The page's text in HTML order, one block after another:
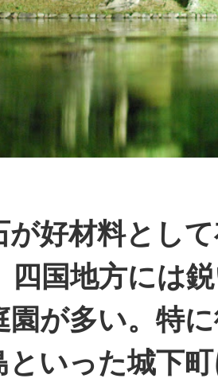
が好材料とし
四国地方には
園が多い。特
といった城下